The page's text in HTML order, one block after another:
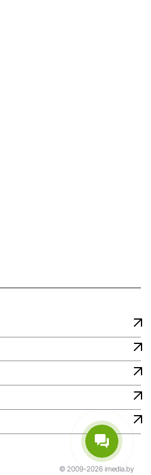
© 2009-2026 imedia.by